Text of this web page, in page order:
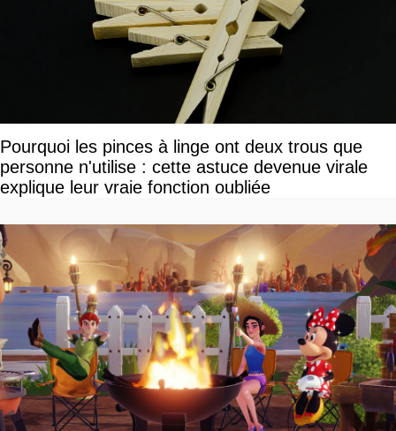
Pourquoi les pinces à linge ont deux trous que
personne n'utilise : cette astuce devenue virale
explique leur vraie fonction oubliée